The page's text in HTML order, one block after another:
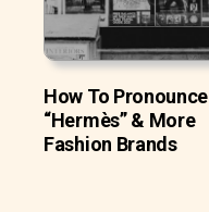
How To Pronounce
“Hermès” & More
Fashion Brands